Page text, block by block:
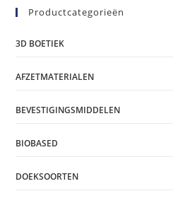
Productcategorieën
3D BOETIEK
AFZETMATERIALEN
BEVESTIGINGSMIDDELEN
BIOBASED
DOEKSOORTEN